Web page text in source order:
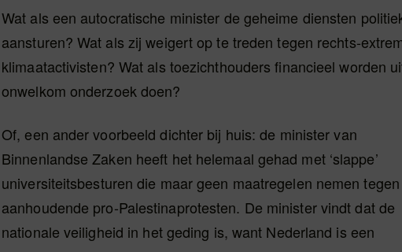
Wat als een autocratische minister de geheime diensten
aansturen? Wat als zij weigert op te treden tegen rechts-
klimaatactivisten? Wat als toezichthouders financieel worden
onwelkom onderzoek doen?
Of, een ander voorbeeld dichter bij huis: de minister van
Binnenlandse Zaken heeft het helemaal gehad met ‘slappe’
universiteitsbesturen die maar geen maatregelen nemen
aanhoudende pro-Palestinaprotesten. De minister vindt dat de
nationale veiligheid in het geding is, want Nederland is een